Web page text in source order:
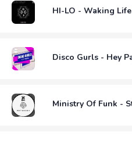
HI-LO - Waking
Disco Gurls - Hey
Ministry Of Funk -